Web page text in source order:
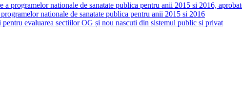
programelor nationale de sanatate publica pentru anii 2015 si 2016,
nationale de sanatate publica pentru anii 2015 si 2016
evaluarea sectiilor OG și nou nascuti din sistemul public si privat